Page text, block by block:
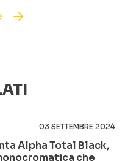
03 SETTEMBRE 2024
Alpha Total Black,
che